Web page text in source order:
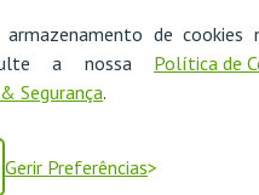
de cookies
a nossa Política de
Segurança.
Gerir Preferências